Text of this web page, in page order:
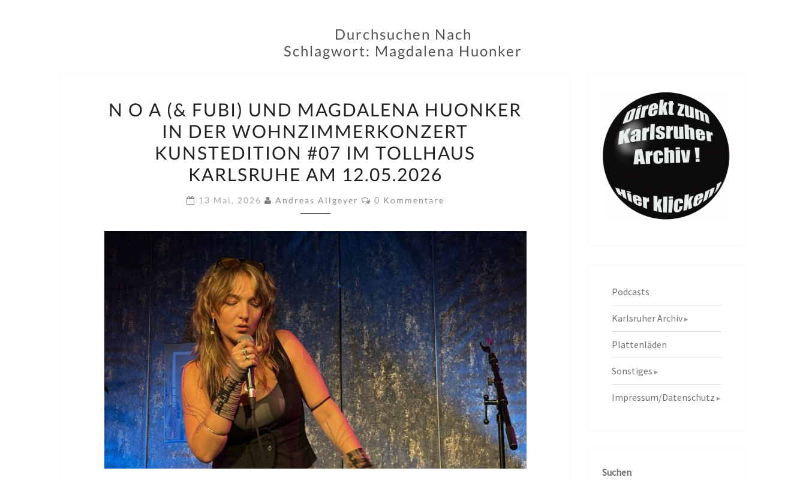
Durchsuchen Nach
Schlagwort: Magdalena Huonker
O
A
(&
FUBI)
UND
MAGDALENA
IN
DER
WOHNZIMMERKONZERT
KUNSTEDITION
#07
IM
TOLLHAUS
KARLSRUHE
AM
12.05.2026
N O A (& FUBI) UND MAGDALENA HUONKER
IN DER WOHNZIMMERKONZERT
KUNSTEDITION #07 IM TOLLHAUS
KARLSRUHE AM 12.05.2026
13 Mai, 2026 Andreas Allgeyer Kommentare
0 Kommentare
Podcasts
Karlsruher Archiv
Plattenläden
Sonstiges
Impressum/Datenschutz
Suchen